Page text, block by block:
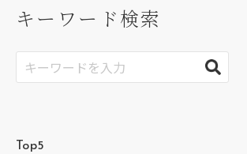
キーワード検索
Top5